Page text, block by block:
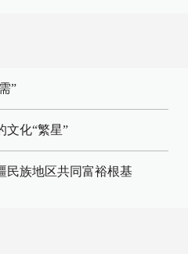
”
文化“繁星”
民族地区共同富裕根基